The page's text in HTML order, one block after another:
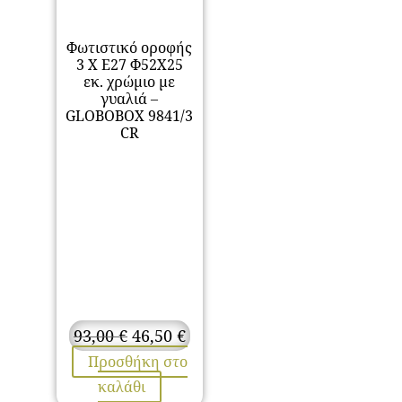
Φωτιστικό οροφής
3 Χ Ε27 Φ52Χ25
εκ. χρώμιο με
γυαλιά –
GLOBOBOX 9841/3
CR
93,00€ Original
price
was:
46,50 €Η
τρέχουσα
τιμή
Προσθήκη στο
καλάθι